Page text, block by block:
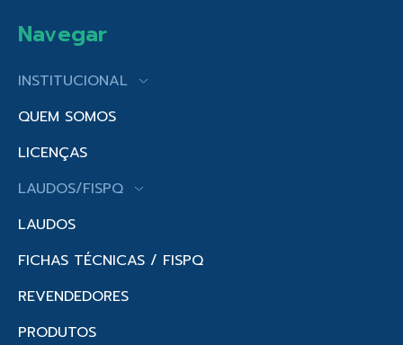
Navegar
INSTITUCIONAL
QUEM SOMOS
LICENÇAS
LAUDOS/FISPQ
LAUDOS
FICHAS TÉCNICAS / FISPQ
REVENDEDORES
PRODUTOS